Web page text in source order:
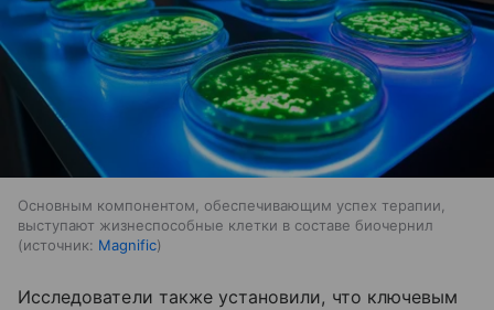
Основным компонентом, обеспечивающим успех терапии,
выступают жизнеспособные клетки в составе биочернил
источник: Magnific
Исследователи также установили, что ключевым